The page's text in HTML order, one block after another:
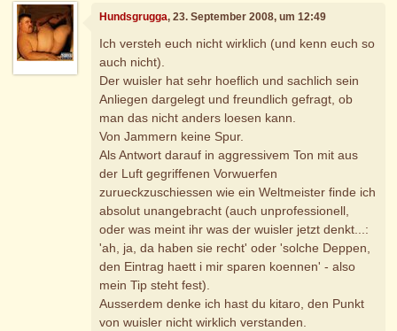
Hundsgrugga, 23. September 2008, um 12:49
Ich versteh euch nicht wirklich (und kenn euch so
auch nicht).
Der wuisler hat sehr hoeflich und sachlich sein
Anliegen dargelegt und freundlich gefragt, ob
man das nicht anders loesen kann.
Von Jammern keine Spur.
Als Antwort darauf in aggressivem Ton mit aus
der Luft gegriffenen Vorwuerfen
zurueckzuschiessen wie ein Weltmeister finde ich
absolut unangebracht (auch unprofessionell,
oder was meint ihr was der wuisler jetzt denkt...:
'ah, ja, da haben sie recht' oder 'solche Deppen,
den Eintrag haett i mir sparen koennen' - also
mein Tip steht fest).
Ausserdem denke ich hast du kitaro, den Punkt
von wuisler nicht wirklich verstanden.